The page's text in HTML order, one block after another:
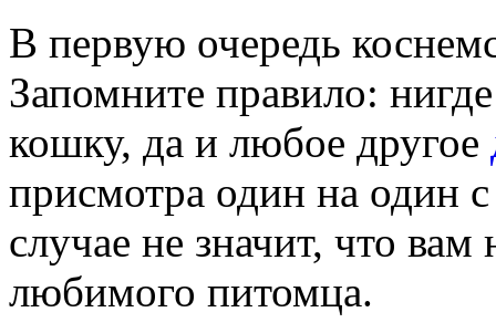
В первую очередь
Запомните правило:
кошку, да и любое другое
присмотра один на один
случае не значит, что
любимого питомца.